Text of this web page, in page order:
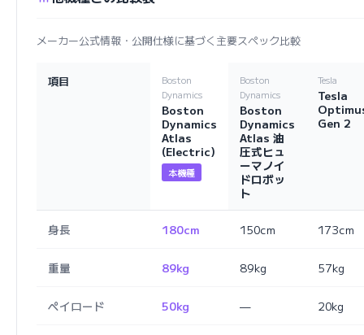
メーカー公式情報・公開仕様に基づく主要スペック比較
項目
Boston
Dynamics
Boston
Dynamics
Atlas
(Electric)
本機種
Boston
Dynamics
Boston
Dynamics
Atlas 油
圧式ヒュ
ーマノイ
ドロボッ
ト
Tesla
Tesla
Gen 2
身長 180cm 150cm 173cm
重量 89kg 89kg 57kg
ペイロード 50kg — 20kg